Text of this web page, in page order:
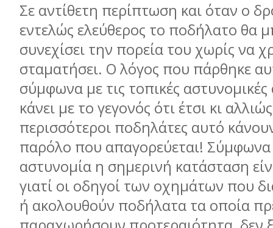
Σε αντίθετη περίπτωση και όταν ο
εντελώς ελεύθερος το ποδήλατο θα
συνεχίσει την πορεία του χωρίς να
σταματήσει. Ο λόγος που πάρθηκε
σύμφωνα με τις τοπικές αστυνομικές
κάνει με το γεγονός ότι έτσι κι
περισσότεροι ποδηλάτες αυτό
παρόλο που απαγορεύεται! Σύμφωνα
αστυνομία η σημερινή κατάσταση
γιατί οι οδηγοί των οχημάτων που
ή ακολουθούν ποδήλατα τα οποία